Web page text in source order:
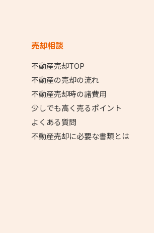
売却相談
不動産売却TOP
不動産の売却の流れ
不動産売却時の諸費用
少しでも高く売るポイント
よくある質問
不動産売却に必要な書類とは